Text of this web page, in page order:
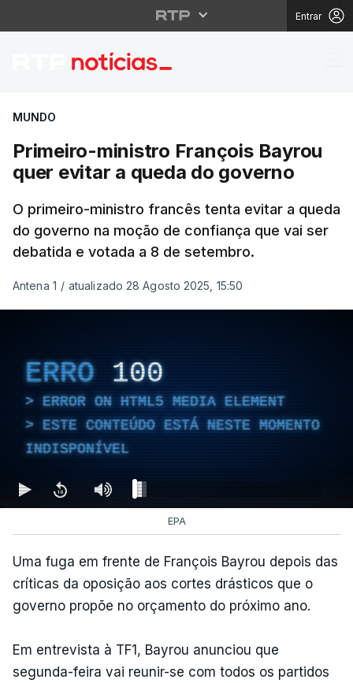
Entrar
Primeiro-ministro
MUNDO
Primeiro-ministro François Bayrou
quer evitar a queda do governo
O primeiro-ministro francês tenta evitar a queda
do governo na moção de confiança que vai ser
debatida e votada a 8 de setembro.
Antena 1 / atualizado 28 Agosto 2025, 15:50
ERRO 100
ERROR ON HTML5 MEDIA ELEMENT
ESTE CONTEÚDO ESTÁ NESTE MOMENTO
INDISPONÍVEL
EPA
Uma fuga em frente de François Bayrou depois das
críticas da oposição aos cortes drásticos que o
governo propõe no orçamento do próximo ano.
Em entrevista à TF1, Bayrou anunciou que
segunda-feira vai reunir-se com todos os partidos